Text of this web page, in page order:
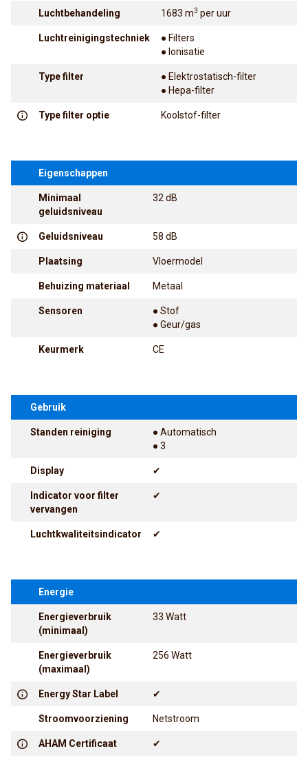
Luchtbehandeling 1683 m3 per uur
Luchtreinigingstechniek
● Filters
● Ionisatie
Type filter
● Elektrostatisch-filter
● Hepa-filter
Type filter optie Koolstof-filter
Eigenschappen
Minimaal
geluidsniveau
32 dB
Geluidsniveau 58 dB
Plaatsing Vloermodel
Behuizing materiaal Metaal
Sensoren
● Stof
● Geur/gas
Keurmerk CE
Gebruik
Standen reiniging
● Automatisch
● 3
Display ✔
Indicator voor filter
vervangen
✔
Luchtkwaliteitsindicator ✔
Energie
Energieverbruik
(minimaal)
33 Watt
Energieverbruik
(maximaal)
256 Watt
Energy Star Label ✔
Stroomvoorziening Netstroom
AHAM Certificaat ✔